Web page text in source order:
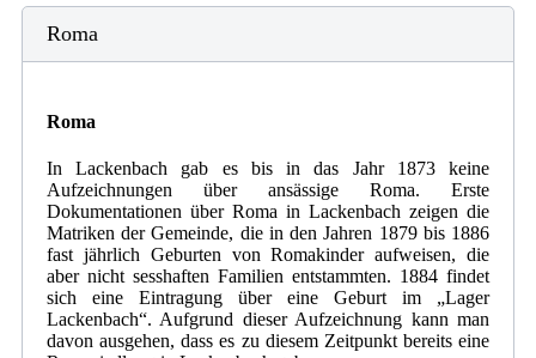
Roma
Roma
In Lackenbach gab es bis in das Jahr 1873 keine
Aufzeichnungen über ansässige Roma. Erste
Dokumentationen über Roma in Lackenbach zeigen die
Matriken der Gemeinde, die in den Jahren 1879 bis 1886
fast jährlich Geburten von Romakinder aufweisen, die
aber nicht sesshaften Familien entstammten. 1884 findet
sich eine Eintragung über eine Geburt im „Lager
Lackenbach“. Aufgrund dieser Aufzeichnung kann man
davon ausgehen, dass es zu diesem Zeitpunkt bereits eine